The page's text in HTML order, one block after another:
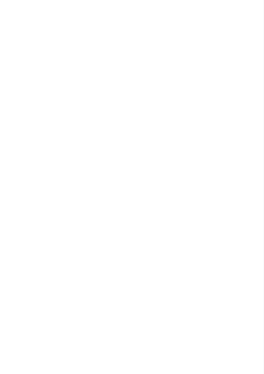
dal Responsabile
2.6 del suddetto
verifiche finali” come
almeno 10 anni, come
sarà richiesto di
del
sono i processi che
il 70% di risposte
svolte online, per
Regioni 2025, i risultati